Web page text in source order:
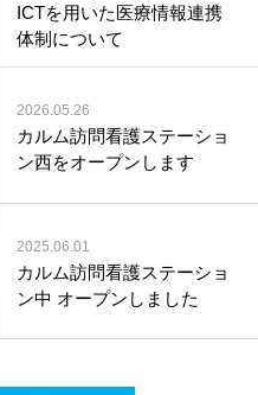
ICTを用いた医療情報連携
体制について
2026.05.26
カルム訪問看護ステーショ
ン西をオープンします
2025.06.01
カルム訪問看護ステーショ
ン中 オープンしました